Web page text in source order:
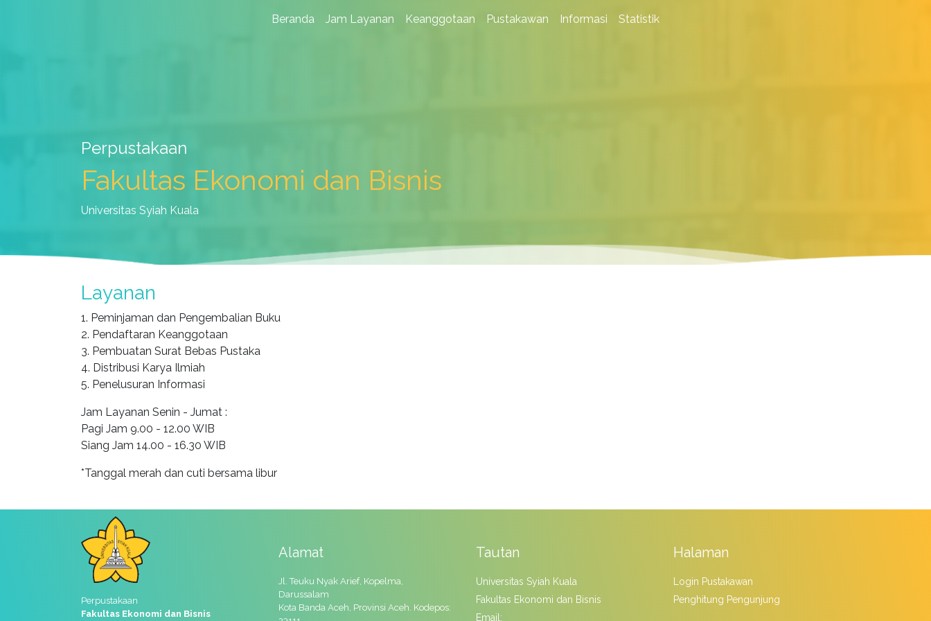
Beranda Jam Layanan Keanggotaan Pustakawan Informasi Statistik
Perpustakaan
Fakultas Ekonomi dan Bisnis
Universitas Syiah Kuala
Layanan
1. Peminjaman dan Pengembalian Buku
2. Pendaftaran Keanggotaan
3. Pembuatan Surat Bebas Pustaka
4. Distribusi Karya Ilmiah
5. Penelusuran Informasi
Jam Layanan Senin - Jumat :
Pagi Jam 9.00 - 12.00 WIB
Siang Jam 14.00 - 16.30 WIB
*Tanggal merah dan cuti bersama libur
Perpustakaan
Fakultas Ekonomi dan Bisnis
Alamat
Jl. Teuku Nyak Arief, Kopelma,
Darussalam
Kota Banda Aceh, Provinsi Aceh. Kodepos:
Tautan
Universitas Syiah Kuala
Fakultas Ekonomi dan Bisnis
Email:
Halaman
Login Pustakawan
Penghitung Pengunjung